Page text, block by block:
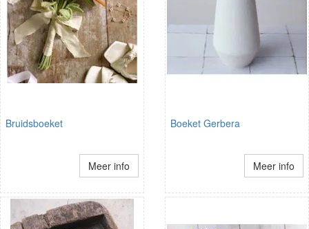
Bruidsboeket
Meer info
Boeket Gerbera
Meer info